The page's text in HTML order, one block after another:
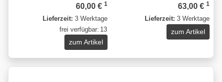
60,00 € 1
Lieferzeit: 3 Werktage
frei verfügbar: 13
zum Artikel
63,00 € 1
Lieferzeit: 3 Werktage
zum Artikel